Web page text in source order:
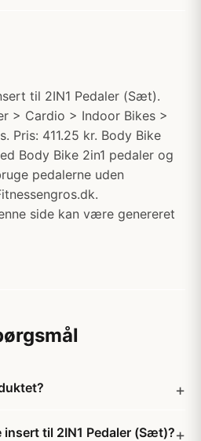
til 2IN1 Pedaler (Sæt).
> Cardio > Indoor Bikes >
Pris: 411.25 kr. Body Bike
Body Bike 2in1 pedaler og
pedalerne uden
side kan være genereret
til 2IN1 Pedaler (Sæt)?